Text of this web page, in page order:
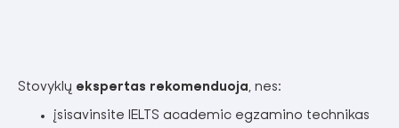
Stovyklų ekspertas rekomenduoja, nes:
įsisavinsite IELTS academic egzamino technikas